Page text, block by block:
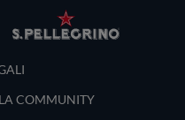
COMMUNITY